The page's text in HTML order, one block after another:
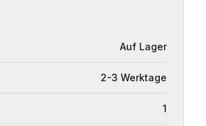
Auf Lager
2-3 Werktage
1